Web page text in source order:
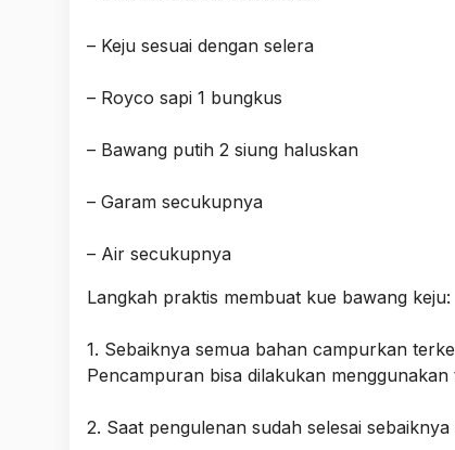
– Keju sesuai dengan selera
– Royco sapi 1 bungkus
– Bawang putih 2 siung haluskan
– Garam secukupnya
– Air secukupnya
Langkah praktis membuat kue bawang keju:
1. Sebaiknya semua bahan campurkan
Pencampuran bisa dilakukan
2. Saat pengulenan sudah selesai